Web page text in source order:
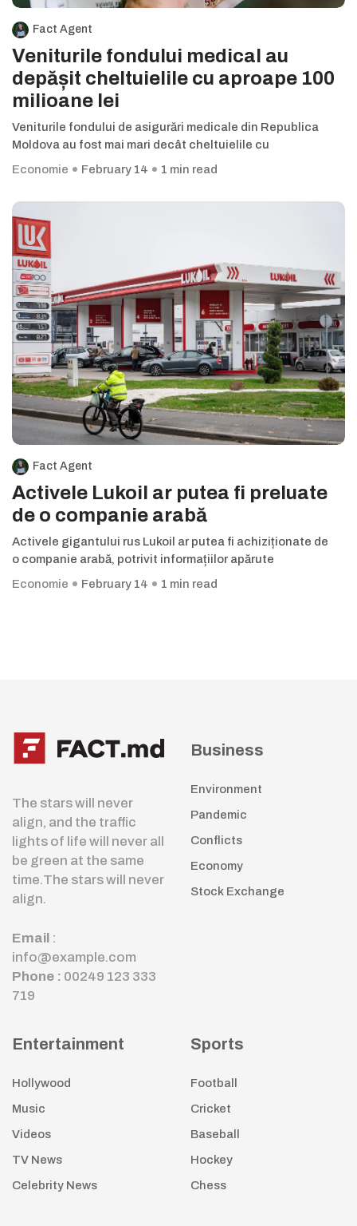
Fact Agent
Veniturile fondului medical au
depășit cheltuielile cu aproape 100
milioane lei
Veniturile fondului de asigurări medicale din Republica
Moldova au fost mai mari decât cheltuielile cu
Economie
February 14 1 min read
Fact Agent
Activele Lukoil ar putea fi preluate
de o companie arabă
Activele gigantului rus Lukoil ar putea fi achiziționate de
o companie arabă, potrivit informațiilor apărute
Economie
February 14 1 min read
The stars will never
align, and the traffic
lights of life will never all
be green at the same
time.The stars will never
align.
Email :
info@example.com
Phone : 00249 123 333
719
Business
Environment
Pandemic
Conflicts
Economy
Stock Exchange
Entertainment
Hollywood
Music
Videos
TV News
Celebrity News
Sports
Football
Cricket
Baseball
Hockey
Chess